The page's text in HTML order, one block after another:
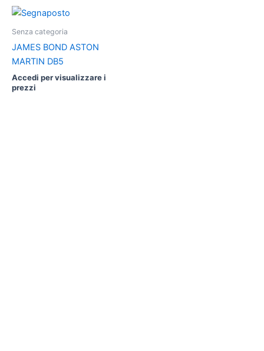
Senza categoria
JAMES BOND ASTON
MARTIN DB5
Accedi per visualizzare i
prezzi